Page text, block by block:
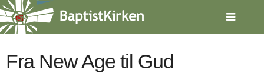
Spring
menu
over
gåFra New Age til Gud